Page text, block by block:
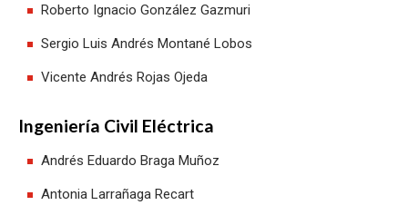
Roberto Ignacio González Gazmuri
Sergio Luis Andrés Montané Lobos
Vicente Andrés Rojas Ojeda
Ingeniería Civil Eléctrica
Andrés Eduardo Braga Muñoz
Antonia Larrañaga Recart